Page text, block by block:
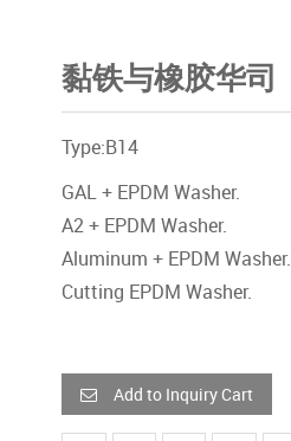
黏铁与橡胶华司
Type:B14
GAL + EPDM Washer.
A2 + EPDM Washer.
Aluminum + EPDM Washer.
Cutting EPDM Washer.
Add to Inquiry Cart